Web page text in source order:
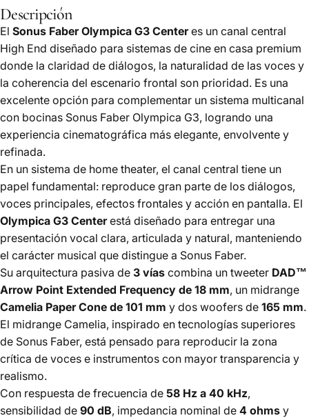
Descripción
El Sonus Faber Olympica G3 Centeres un canal central
High End diseñado para sistemas de cine en casa premium
donde la claridad de diálogos, la naturalidad de las voces y
la coherencia del escenario frontal son prioridad. Es una
excelente opción para complementar un sistema multicanal
con bocinas Sonus Faber Olympica G3, logrando una
experiencia cinematográfica más elegante, envolvente y
refinada.
En un sistema de home theater, el canal central tiene un
papel fundamental: reproduce gran parte de los diálogos,
voces principales, efectos frontales y acción en pantalla. El
Olympica G3 Centerestá diseñado para entregar una
presentación vocal clara, articulada y natural, manteniendo
el carácter musical que distingue a Sonus Faber.
Su arquitectura pasiva de 3 vías combina un tweeter DAD™
Arrow Point Extended Frequency de 18 mm, un midrange
Camelia Paper Cone de 101 mm y dos woofers de 165 mm.
El midrange Camelia, inspirado en tecnologías superiores
de Sonus Faber, está pensado para reproducir la zona
crítica de voces e instrumentos con mayor transparencia y
realismo.
Con respuesta de frecuencia de 58 Hz a 40 kHz,
sensibilidad de 90 dB, impedancia nominal de 4 ohms y